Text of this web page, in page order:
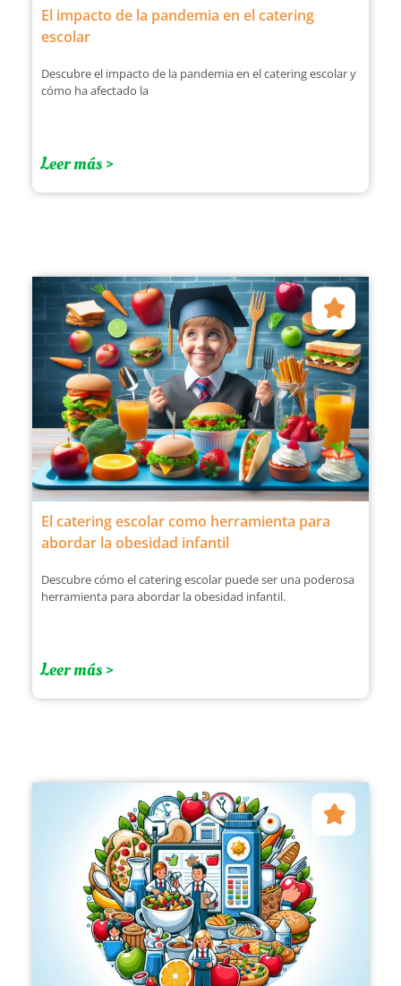
El impacto de la pandemia en el catering
escolar
Descubre el impacto de la pandemia en el catering escolar y
cómo ha afectado la
Leer más >
El catering escolar como herramienta para
abordar la obesidad infantil
Descubre cómo el catering escolar puede ser una poderosa
herramienta para abordar la obesidad infantil.
Leer más >